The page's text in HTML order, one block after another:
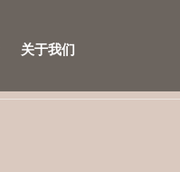
关于我们